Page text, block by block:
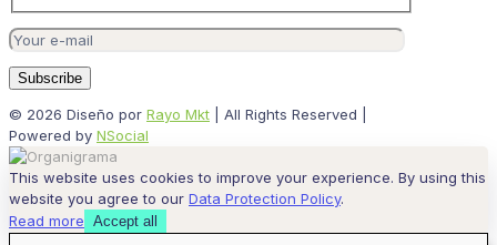
© 2026 Diseño por Rayo Mkt | All Rights Reserved |
Powered by NSocial
This website uses cookies to improve your experience. By using this
website you agree to our Data Protection Policy.
Read more Accept all